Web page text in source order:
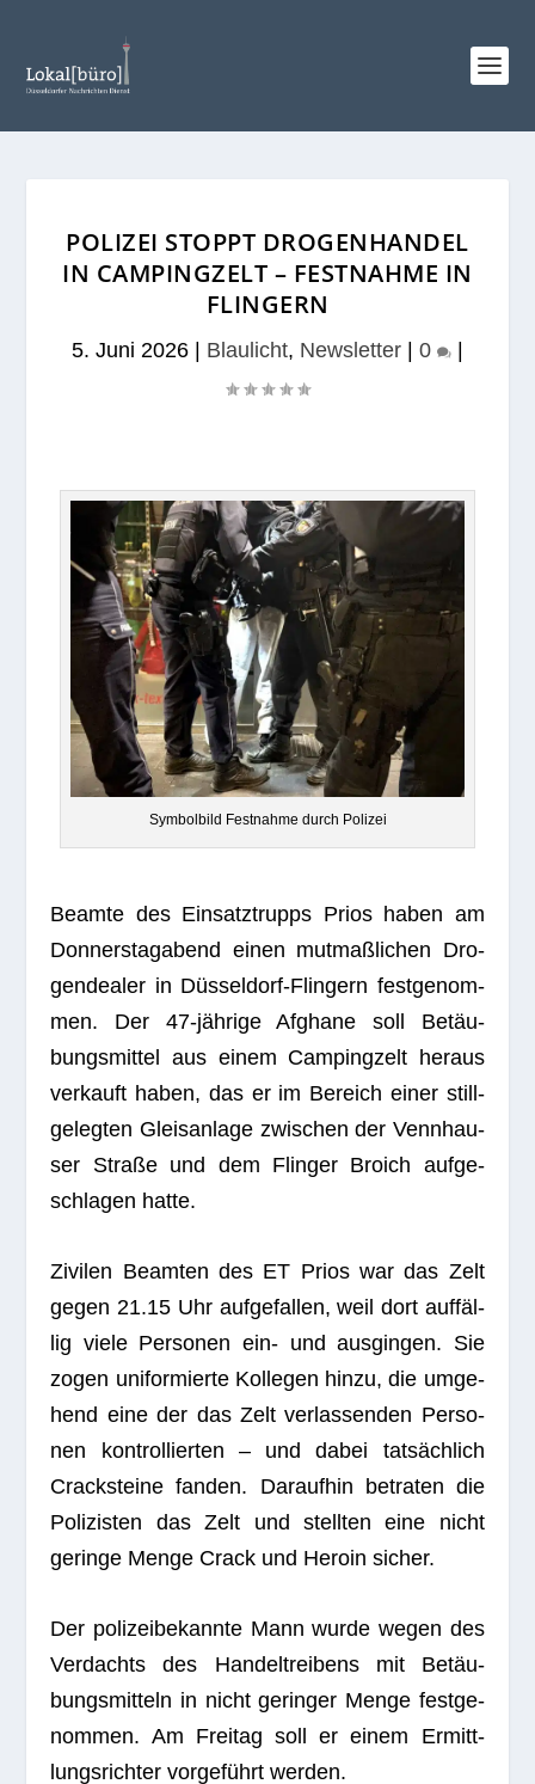
POLIZEI STOPPT DROGENHANDEL
IN CAMPINGZELT – FESTNAHME IN
FLINGERN
5. Juni 2026 Blaulicht, Newsletter 0
Sym­bol­bild Fest­nahme durch Polizei
Beamte des Ein­satz­trupps Prios haben am
Don­ners­tag­abend einen mut­maß­li­chen Dro­
gen­dea­ler in Düs­sel­dorf-Flin­gern fest­ge­nom­
men. Der 47-jäh­rige Afghane soll Betäu­
bungs­mit­tel aus einem Cam­ping­zelt her­aus
ver­kauft haben, das er im Bereich einer still­
ge­leg­ten Gleis­an­lage zwi­schen der Venn­hau­
ser Straße und dem Flin­ger Broich auf­ge­
schla­gen hatte.
Zivi­len Beam­ten des ET Prios war das Zelt
gegen 21.15 Uhr auf­ge­fal­len, weil dort auf­fäl­
lig viele Per­so­nen ein- und aus­gin­gen. Sie
zogen uni­for­mierte Kol­le­gen hinzu, die umge­
hend eine der das Zelt ver­las­sen­den Per­so­
nen kon­trol­lier­ten – und dabei tat­säch­lich
Crack­steine fan­den. Dar­auf­hin betra­ten die
Poli­zis­ten das Zelt und stell­ten eine nicht
geringe Menge Crack und Heroin sicher.
Der poli­zei­be­kannte Mann wurde wegen des
Ver­dachts des Han­del­trei­bens mit Betäu­
bungs­mit­teln in nicht gerin­ger Menge fest­ge­
nom­men. Am Frei­tag soll er einem Ermitt­
lungs­rich­ter vor­ge­führt wer­den.